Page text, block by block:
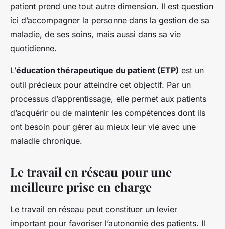
patient prend une tout autre dimension. Il est question
ici d’accompagner la personne dans la gestion de sa
maladie, de ses soins, mais aussi dans sa vie
quotidienne.
L’éducation thérapeutique du patient (ETP) est un
outil précieux pour atteindre cet objectif. Par un
processus d’apprentissage, elle permet aux patients
d’acquérir ou de maintenir les compétences dont ils
ont besoin pour gérer au mieux leur vie avec une
maladie chronique.
Le travail en réseau pour une
meilleure prise en charge
Le travail en réseau peut constituer un levier
important pour favoriser l’autonomie des patients. Il